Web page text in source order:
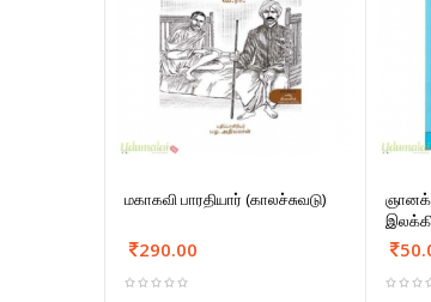
மகாகவி பாரதியார் (காலச்சுவடு)
290.00